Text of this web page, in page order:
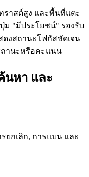
าสต์สูง และพื้นที่แตะ
ม "มีประโยชน์" รองรับ
งสถานะโฟกัสชัดเจน
ถานะหรือคะแนน
นหา และ
ยกเลิก, การแบน และ